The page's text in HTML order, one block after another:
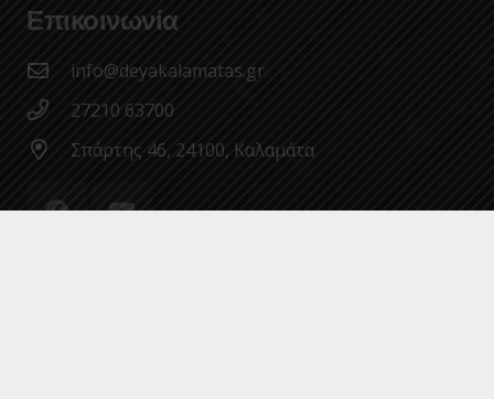
Επικοινωνία
info@deyakalamatas.gr
27210 63700
Σπάρτης 46, 24100, Καλαμάτα